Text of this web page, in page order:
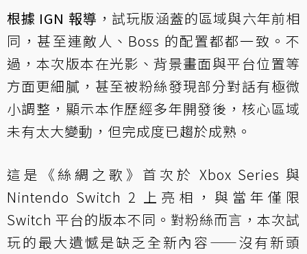
根據 IGN 報導 ，試玩版涵蓋的區域與六年前相
同，甚至連敵人、Boss 的配置都都一致。不
過，本次版本在光影、背景畫面與平台位置等
方面更細膩，甚至被粉絲發現部分對話有極微
小調整，顯示本作歷經多年開發後，核心區域
未有太大變動，但完成度已趨於成熟。
這是《絲綢之歌》首次於 Xbox Series 與
Nintendo Switch 2 上亮相，與當年僅限
Switch 平台的版本不同。對粉絲而言，本次試
玩的最大遺憾是缺乏全新內容——沒有新頭